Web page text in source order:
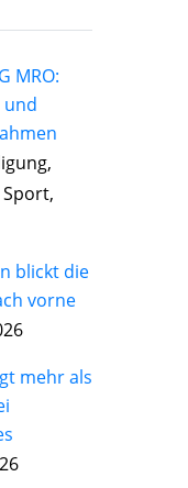
MRO:
und
blickt die
vorne
mehr als